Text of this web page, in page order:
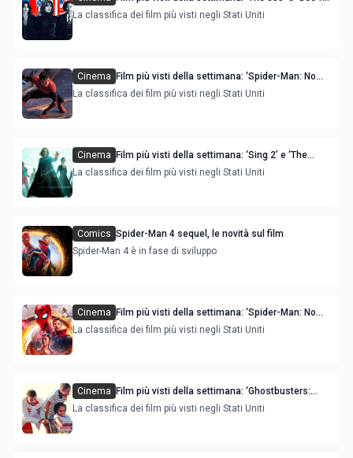
Me' sono le novità
La classifica dei film più visti negli Stati Uniti
Cinema
Film più visti della settimana: 'Spider-Man: No
Way Home' sempre primo, 'Jockey' è la novità
La classifica dei film più visti negli Stati Uniti
Cinema
Film più visti della settimana: ‘Sing 2’ e ‘The
Matrix Resurrections’ sono le novità
La classifica dei film più visti negli Stati Uniti
Comics Spider-Man 4 sequel, le novità sul film
Spider-Man 4 è in fase di sviluppo
Cinema
Film più visti della settimana: ‘Spider-Man: No
Way Home’ e 'Nightmare Alley' sono le novità
La classifica dei film più visti negli Stati Uniti
Cinema
Film più visti della settimana: ‘Ghostbusters:
Afterlife’ e ‘King Richard’ sono le novità
La classifica dei film più visti negli Stati Uniti